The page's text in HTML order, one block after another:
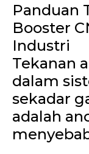
Panduan
Booster
Industri
Tekanan
dalam
sekadar
adalah